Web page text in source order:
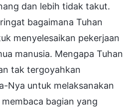
dan lebih tidak takut.
bagaimana Tuhan
menyelesaikan pekerjaan
manusia. Mengapa Tuhan
tak tergoyahkan
Nya untuk melaksanakan
bagian yang